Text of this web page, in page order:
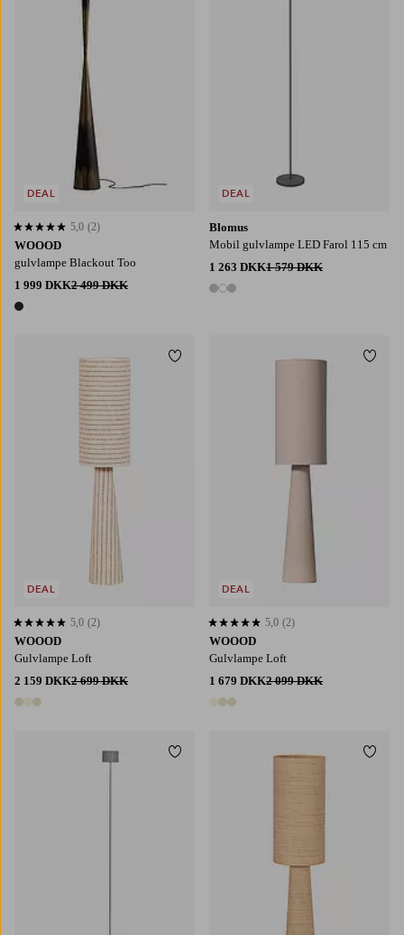
WOOOD
gulvlampe Blackout Too
1 999 DKK2 499 DKK
1 farve
5,0 baseret på 2 bedømmelser
5,0 (2)
DEAL
Blomus
Mobil gulvlampe LED Farol 115 cm
1 263 DKK1 579 DKK
3 farver
DEAL
WOOOD
Gulvlampe Loft
2 159 DKK2 699 DKK
3 farver
5,0 baseret på 2 bedømmelser
5,0 (2)
DEAL
Tilføj til favoritter
WOOOD
Gulvlampe Loft
1 679 DKK2 099 DKK
3 farver
5,0 baseret på 2 bedømmelser
5,0 (2)
DEAL
Tilføj til favoritter